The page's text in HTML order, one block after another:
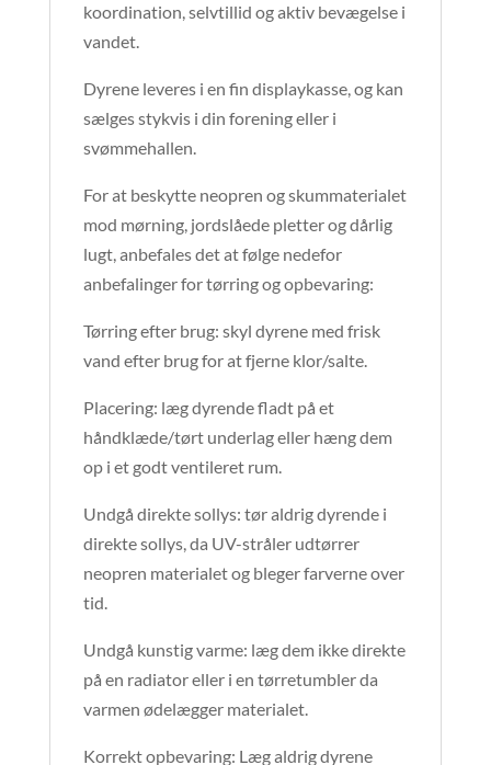
koordination, selvtillid og aktiv bevægelse i
vandet.
Dyrene leveres i en fin displaykasse, og kan
sælges stykvis i din forening eller i
svømmehallen.
For at beskytte neopren og skummaterialet
mod mørning, jordslåede pletter og dårlig
lugt, anbefales det at følge nedefor
anbefalinger for tørring og opbevaring:
Tørring efter brug: skyl dyrene med frisk
vand efter brug for at fjerne klor/salte.
Placering: læg dyrende fladt på et
håndklæde/tørt underlag eller hæng dem
op i et godt ventileret rum.
Undgå direkte sollys: tør aldrig dyrende i
direkte sollys, da UV-stråler udtørrer
neopren materialet og bleger farverne over
tid.
Undgå kunstig varme: læg dem ikke direkte
på en radiator eller i en tørretumbler da
varmen ødelægger materialet.
Korrekt opbevaring: Læg aldrig dyrene